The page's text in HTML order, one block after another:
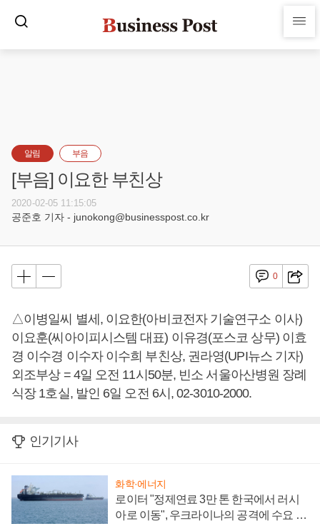
알림 부음
[부음] 이요한 부친상
2020-02-05 11:15:05
공준호 기자 - junokong@businesspost.co.kr
0
△이병일씨 별세, 이요한(아비코전자 기술연구소 이사)
이요훈(씨아이피시스템 대표) 이유경(포스코 상무) 이효
경 이수경 이수자 이수희 부친상, 권라영(UPI뉴스 기자)
외조부상 = 4일 오전 11시50분, 빈소 서울아산병원 장례
식장 1호실, 발인 6일 오전 6시, 02-3010-2000.
인기기사
화학·에너지
로이터 "정제연료 3만 톤 한국에서 러시
아로 이동", 우크라이나의 공격에 수요 늘